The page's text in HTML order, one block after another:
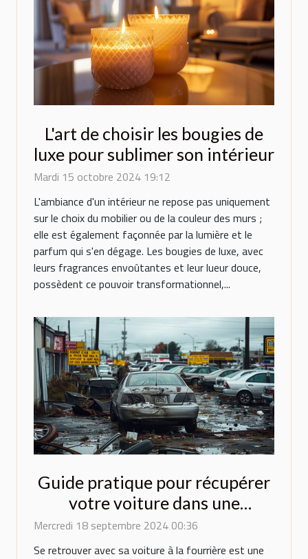
L'art de choisir les bougies de
luxe pour sublimer son intérieur
Mardi 15 octobre 2024 19:12
L'ambiance d'un intérieur ne repose pas uniquement
sur le choix du mobilier ou de la couleur des murs ;
elle est également façonnée par la lumière et le
parfum qui s'en dégage. Les bougies de luxe, avec
leurs fragrances envoûtantes et leur lueur douce,
possèdent ce pouvoir transformationnel,...
Guide pratique pour récupérer
votre voiture dans une
fourrière parisienne
Mercredi 18 septembre 2024 00:36
Se retrouver avec sa voiture à la fourrière est une